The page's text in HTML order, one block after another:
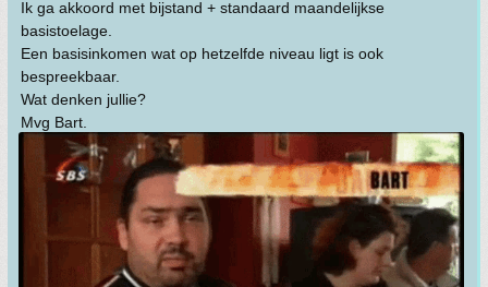
Ik ga akkoord met bijstand + standaard maandelijkse
basistoelage.
Een basisinkomen wat op hetzelfde niveau ligt is ook
bespreekbaar.
Wat denken jullie?
Mvg Bart.